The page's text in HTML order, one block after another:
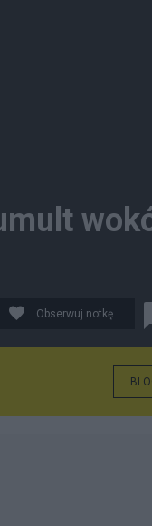
Obserwuj notkę